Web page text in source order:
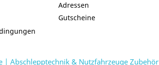
Adressen
Gutscheine
| Abschlepptechnik & Nutzfahrzeuge Zubehör